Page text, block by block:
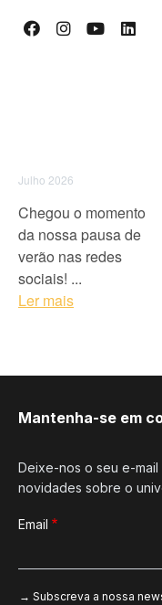
Julho 2026
Chegou o momento
da nossa pausa de
verão nas redes
sociais! ...
Ler mais
Mantenha-se em
Deixe-nos o seu e-
novidades sobre o
Email